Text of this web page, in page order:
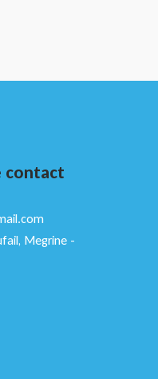
contact
Megrine -